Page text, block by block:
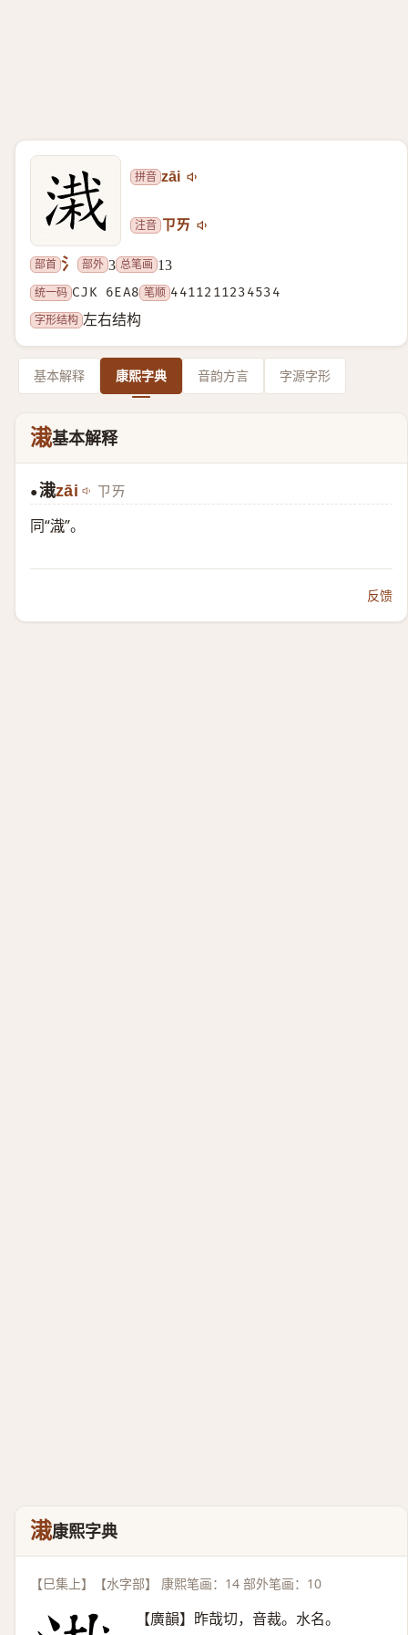
拼音 zāi
注音 ㄗㄞ
部首 氵 部外 3 总笔画 13
统一码 CJK 6EA8 笔顺 4411211234534
字形结构 左右结构
基本解释 康熙字典 音韵方言 字源字形
溨基本解释
●溨zāi ㄗㄞ
同“渽”。
反馈
溨康熙字典
【巳集上】【水字部】 康熙笔画：14 部外笔画：10
【廣韻】昨哉切，音裁。水名。